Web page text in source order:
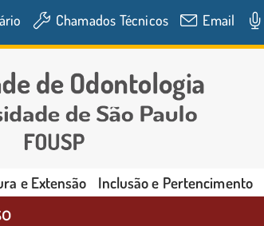
Chamados Técnicos Email
e Extensão Inclusão e Pertencimento